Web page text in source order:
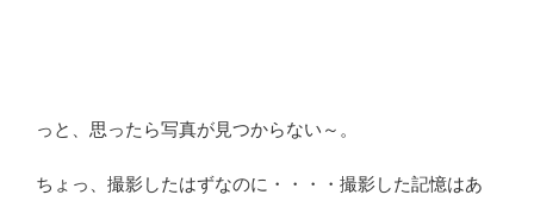
っと、思ったら写真が見つからない～。
ちょっ、撮影したはずなのに・・・・撮影した記憶はあ